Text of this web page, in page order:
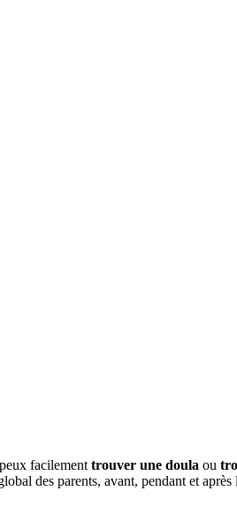
facilement trouver une doula ou
des parents, avant, pendant et après